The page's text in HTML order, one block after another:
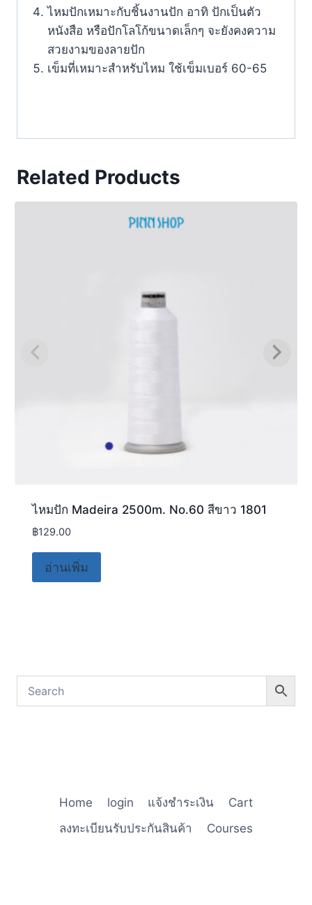
ไหมปักเหมาะกับชิ้นงานปัก อาทิ ปักเป็นตัว
หนังสือ หรือปักโลโก้ขนาดเล็กๆ จะยังคงความ
สวยงามของลายปัก
เข็มที่เหมาะสำหรับไหม ใช้เข็มเบอร์ 60-65
Related Products
ไหมปัก Madeira 2500m. No.60 สีขาว 1801
฿129.00
อ่านเพิ่ม
Home login แจ้งชำระเงิน
Cart
ลงทะเบียนรับประกันสินค้า
Courses